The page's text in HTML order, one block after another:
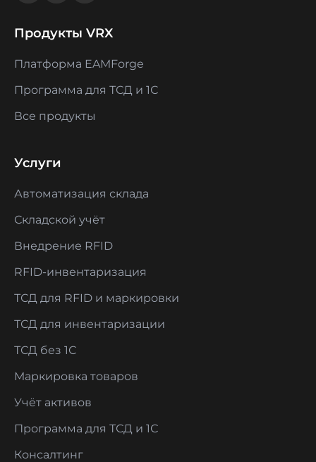
Продукты VRX
Платформа EAMForge
Программа для ТСД и 1С
Все продукты
Услуги
Автоматизация склада
Складской учёт
Внедрение RFID
RFID-инвентаризация
ТСД для RFID и маркировки
ТСД для инвентаризации
ТСД без 1С
Маркировка товаров
Учёт активов
Программа для ТСД и 1С
Консалтинг